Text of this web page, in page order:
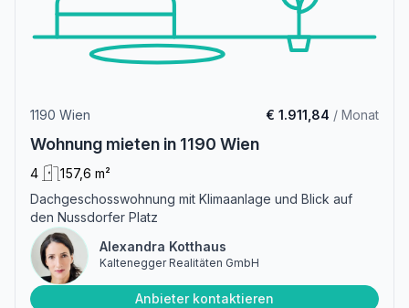
1190 Wien € 1.911,84 / Monat
Wohnung mieten in 1190 Wien
4
157,6 m²
Dachgeschosswohnung mit Klimaanlage und Blick auf
den Nussdorfer Platz
Alexandra Kotthaus
Kaltenegger Realitäten GmbH
Anbieter kontaktieren